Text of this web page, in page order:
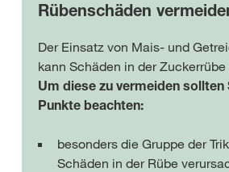
Rübenschäden
Der Einsatz von Mais- und
kann Schäden in der
Um diese zu vermeiden sollten
Punkte beachten:
besonders die Gruppe der
Schäden in der Rübe